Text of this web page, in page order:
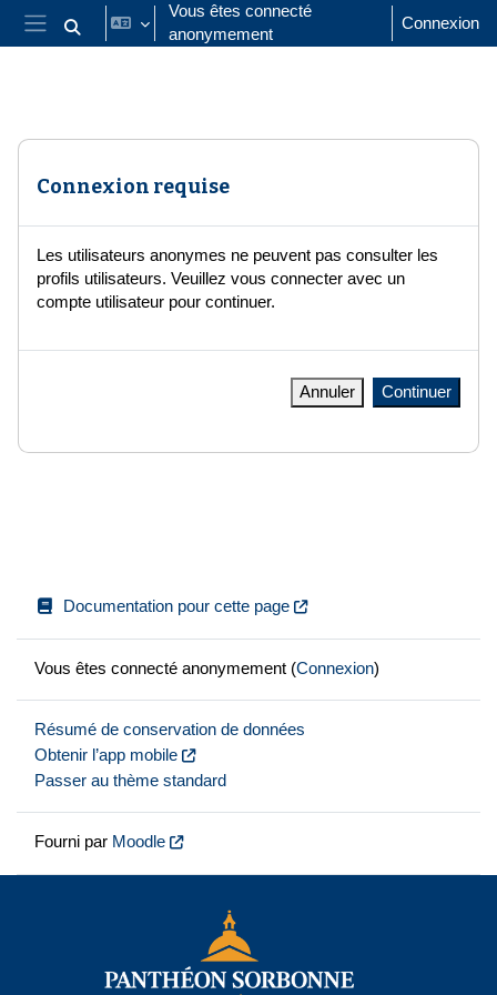
Passer au contenu principal
Panneau latéral
Activer/désactiver la saisie de recherche
Vous êtes connecté
anonymement
Connexion
Connexion requise
Les utilisateurs anonymes ne peuvent pas consulter les
profils utilisateurs. Veuillez vous connecter avec un
compte utilisateur pour continuer.
Annuler Continuer
Documentation pour cette page
Vous êtes connecté anonymement (Connexion)
Résumé de conservation de données
Obtenir l’app mobile
Passer au thème standard
Fourni par Moodle